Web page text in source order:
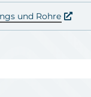
und Rohre